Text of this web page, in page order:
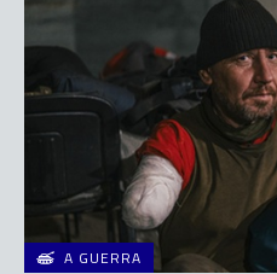
A GUERRA